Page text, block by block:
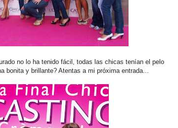
no lo ha tenido fácil, todas las chicas tenían el pelo
bonita y brillante? Atentas a mi próxima entrada...